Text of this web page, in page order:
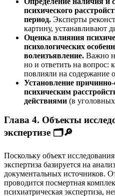
психического
период. Эксперты
картину, устанавливают
Оценка влияния
психологических
волеизъявление. Важно
но и ответить на вопрос:
повлияли на содержание
Установление
психическим
действиями (в
Глава 4. Объекты
экспертизе 🗂️🔎
Поскольку объект
экспертиза базируется на
документальных источников.
проводится посмертная
психиатрическая экспертиза,